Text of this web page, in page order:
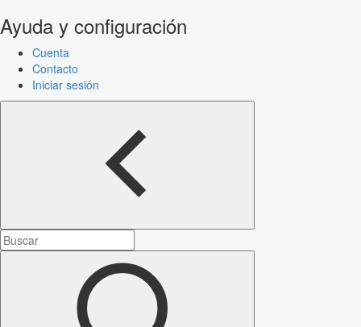
Ayuda y configuración
Cuenta
Contacto
Iniciar sesión